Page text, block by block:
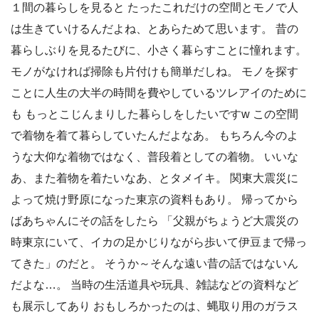
１間の暮らしを見ると たったこれだけの空間とモノで人
は生きていけるんだよね、とあらためて思います。 昔の
暮らしぶりを見るたびに、小さく暮らすことに憧れます。
モノがなければ掃除も片付けも簡単だしね。 モノを探す
ことに人生の大半の時間を費やしているツレアイのために
も もっとこじんまりした暮らしをしたいですw この空間
で着物を着て暮らしていたんだよなあ。 もちろん今のよ
うな大仰な着物ではなく、普段着としての着物。 いいな
あ、また着物を着たいなあ、とタメイキ。 関東大震災に
よって焼け野原になった東京の資料もあり。 帰ってから
ばあちゃんにその話をしたら 「父親がちょうど大震災の
時東京にいて、イカの足かじりながら歩いて伊豆まで帰っ
てきた」のだと。 そうか～そんな遠い昔の話ではないん
だよな…。 当時の生活道具や玩具、雑誌などの資料など
も展示してあり おもしろかったのは、蝿取り用のガラス